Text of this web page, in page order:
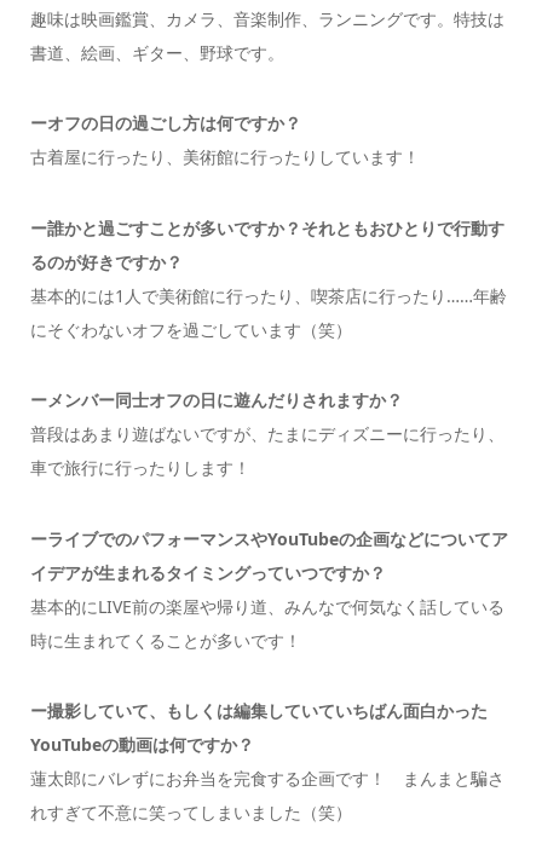
趣味は映画鑑賞、カメラ、音楽制作、ランニングです。特技は
書道、絵画、ギター、野球です。
ーオフの日の過ごし方は何ですか？
古着屋に行ったり、美術館に行ったりしています！
ー誰かと過ごすことが多いですか？それともおひとりで行動す
るのが好きですか？
基本的には1人で美術館に行ったり、喫茶店に行ったり……年齢
にそぐわないオフを過ごしています（笑）
ーメンバー同士オフの日に遊んだりされますか？
普段はあまり遊ばないですが、たまにディズニーに行ったり、
車で旅行に行ったりします！
ーライブでのパフォーマンスやYouTubeの企画などについてア
イデアが生まれるタイミングっていつですか？
基本的にLIVE前の楽屋や帰り道、みんなで何気なく話している
時に生まれてくることが多いです！
ー撮影していて、もしくは編集していていちばん面白かった
YouTubeの動画は何ですか？
蓮太郎にバレずにお弁当を完食する企画です！ まんまと騙さ
れすぎて不意に笑ってしまいました（笑）